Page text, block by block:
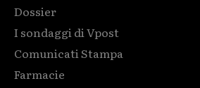
Dossier
I sondaggi di Vpost
Comunicati Stampa
Farmacie